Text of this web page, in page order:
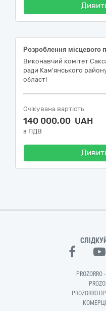
Виконавчий комітет
ради Кам'янського
області
Очікувана вартість
140 000,00 UAH
з ПДВ